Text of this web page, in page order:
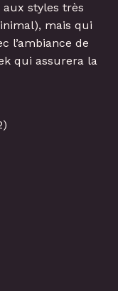
styles très
mais qui
l’ambiance de
qui assurera la